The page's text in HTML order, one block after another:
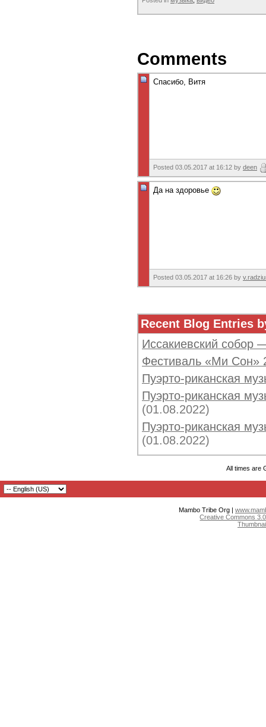
Comments
Спасибо, Витя
Posted 03.05.2017 at 16:12 by deen
Да на здоровье
Posted 03.05.2017 at 16:26 by
Recent Blog Entries
Иссакиевский собор
Фестиваль «Ми Сон»
Пуэрто-риканская
Пуэрто-риканская
(01.08.2022)
Пуэрто-риканская
(01.08.2022)
All times are
Mambo Tribe Org |
Creative Commons